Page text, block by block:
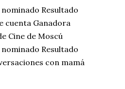
Resultado
cuenta Ganadora
Cine de Moscú
Resultado
con mamá